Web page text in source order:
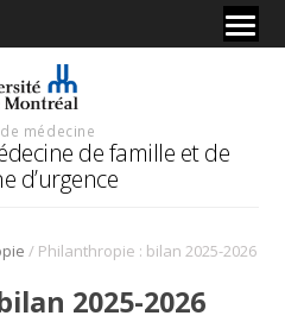
médecine
de famille et de
d’urgence
/ Philanthropie : bilan 2025-2026
2025-2026